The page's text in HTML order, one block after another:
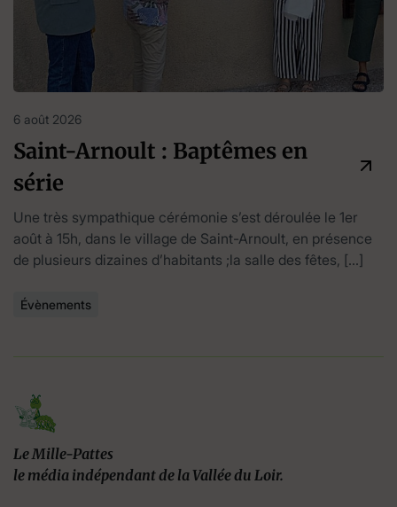
6 août 2026
Saint-Arnoult : Baptêmes en
série
Une très sympathique cérémonie s’est déroulée le 1er
août à 15h, dans le village de Saint-Arnoult, en présence
de plusieurs dizaines d’habitants ;la salle des fêtes, […]
Évènements
Le Mille-Pattes
le média indépendant de la Vallée du Loir.